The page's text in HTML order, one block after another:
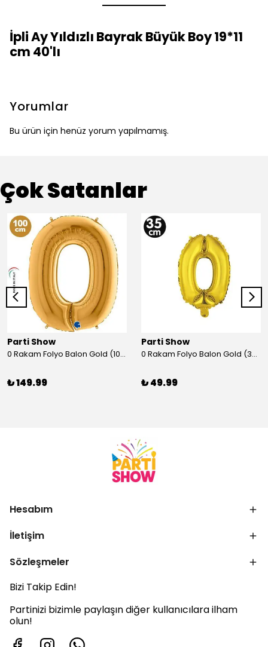
İpli Ay Yıldızlı Bayrak Büyük Boy 19*11
cm 40'lı
Yorumlar
Bu ürün için henüz yorum yapılmamış.
Çok Satanlar
Parti Show
0 Rakam Folyo Balon Gold (100x70 cm)
₺ 149.99
Parti Show
0 Rakam Folyo Balon Gold (35 cm)
₺ 49.99
Hesabım
İletişim
Sözleşmeler
Bizi Takip Edin!
Partinizi bizimle paylaşın diğer kullanıcılara ilham
olun!